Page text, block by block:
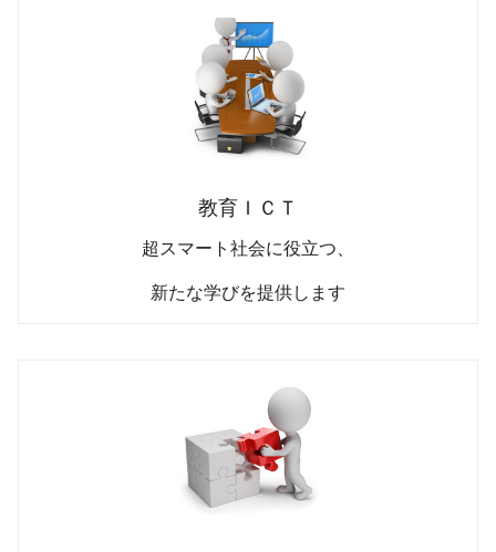
教育ＩＣＴ
超スマート社会に役立つ、
新たな学びを提供します